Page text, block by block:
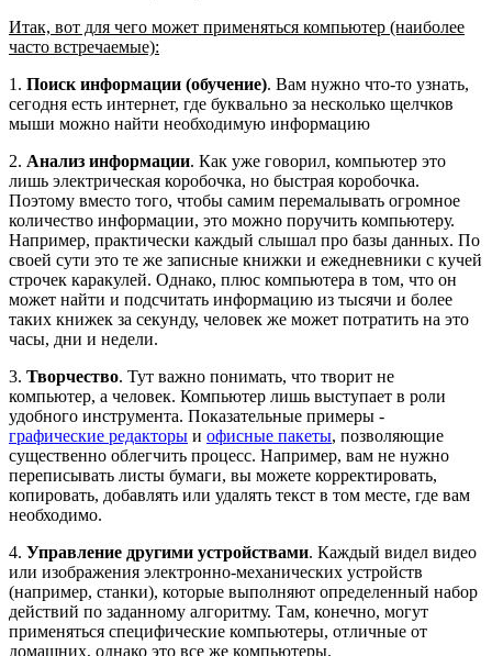
Итак, вот для чего может применяться компьютер (наиболее
часто встречаемые):
1. Поиск информации (обучение). Вам нужно что-то узнать,
сегодня есть интернет, где буквально за несколько щелчков
мыши можно найти необходимую информацию
2. Анализ информации. Как уже говорил, компьютер это
лишь электрическая коробочка, но быстрая коробочка.
Поэтому вместо того, чтобы самим перемалывать огромное
количество информации, это можно поручить компьютеру.
Например, практически каждый слышал про базы данных. По
своей сути это те же записные книжки и ежедневники с кучей
строчек каракулей. Однако, плюс компьютера в том, что он
может найти и подсчитать информацию из тысячи и более
таких книжек за секунду, человек же может потратить на это
часы, дни и недели.
3. Творчество. Тут важно понимать, что творит не
компьютер, а человек. Компьютер лишь выступает в роли
удобного инструмента. Показательные примеры -
графические редакторы и офисные пакеты, позволяющие
существенно облегчить процесс. Например, вам не нужно
переписывать листы бумаги, вы можете корректировать,
копировать, добавлять или удалять текст в том месте, где вам
необходимо.
4. Управление другими устройствами. Каждый видел видео
или изображения электронно-механических устройств
(например, станки), которые выполняют определенный набор
действий по заданному алгоритму. Там, конечно, могут
применяться специфические компьютеры, отличные от
домашних, однако это все же компьютеры.